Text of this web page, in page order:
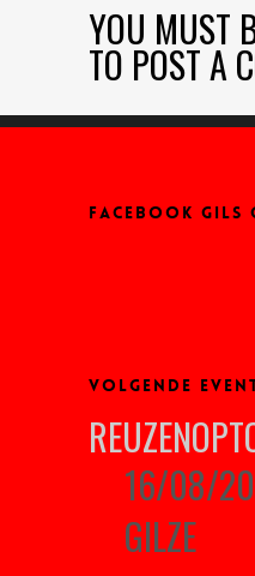
YOU MUST
TO POST A
FACEBOOK GILS
VOLGENDE
16/08/
GILZE